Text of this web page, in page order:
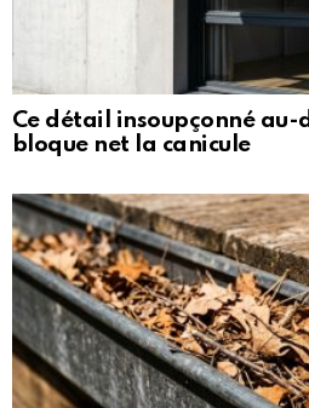
Ce détail insoupçonné au-
bloque net la canicule